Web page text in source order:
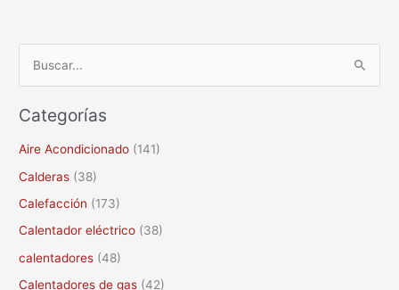
s
c
o
r
:
Categorías
Aire Acondicionado (141)
Calderas (38)
Calefacción (173)
Calentador eléctrico (38)
calentadores (48)
Calentadores de gas (42)